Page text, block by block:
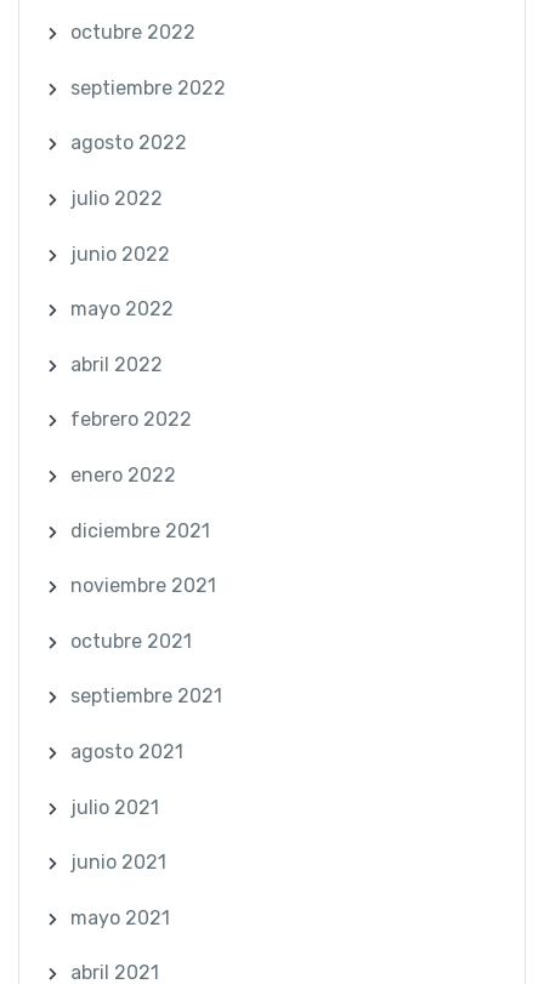
octubre 2022
septiembre 2022
agosto 2022
julio 2022
junio 2022
mayo 2022
abril 2022
febrero 2022
enero 2022
diciembre 2021
noviembre 2021
octubre 2021
septiembre 2021
agosto 2021
julio 2021
junio 2021
mayo 2021
abril 2021